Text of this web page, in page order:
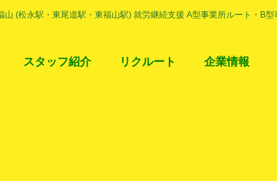
山 (松永駅・東尾道駅・東福山駅) 就労継続支援 A型事業所ルート・B
スタッフ紹介 リクルート 企業情報